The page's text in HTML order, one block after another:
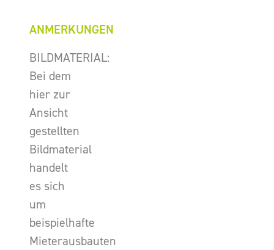
ANMERKUNGEN
BILDMATERIAL:
Bei dem
hier zur
Ansicht
gestellten
Bildmaterial
handelt
es sich
um
beispielhafte
Mieterausbauten